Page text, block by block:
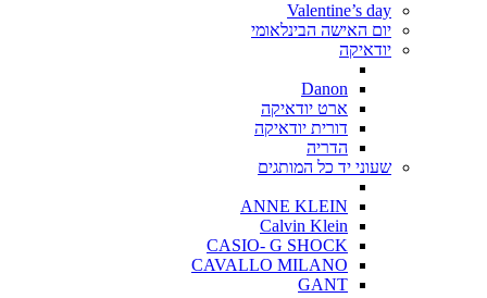
Valentine’s day
יום האישה הבינלאומי
יודאיקה
Danon
ארט יודאיקה
דורית יודאיקה
הדריה
שעוני יד כל המותגים
ANNE KLEIN
Calvin Klein
CASIO- G SHOCK
CAVALLO MILANO
GANT